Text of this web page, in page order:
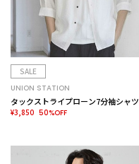
SALE
UNION STATION
タックストライプローン7分袖シャツ
¥3,850 50%OFF